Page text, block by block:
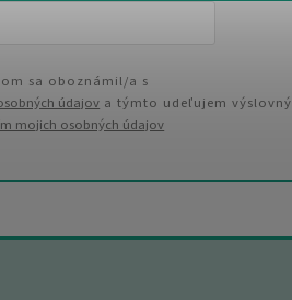
sa oboznámil/a s
údajov a týmto udeľujem výslovný
mojich osobných údajov